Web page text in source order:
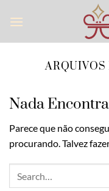
ARQUIVOS
Nada
Parece que não
procurando. Talvez